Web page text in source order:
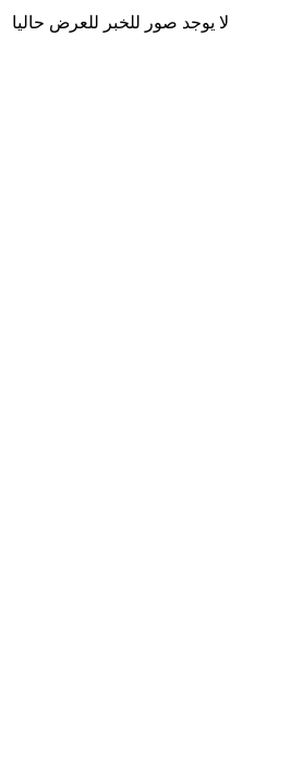
لا يوجد صور للخبر للعرض حاليا